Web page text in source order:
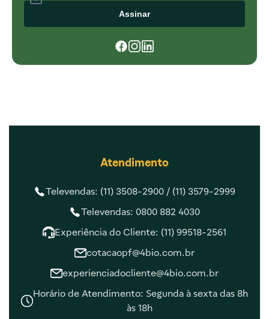
Assinar
Atendimento
Televendas: (11) 3508-2900 / (11) 3579-2999
Televendas: 0800 882 4030
Experiência do Cliente: (11) 99518-2561
cotacaopf@4bio.com.br
experienciadocliente@4bio.com.br
Horário de Atendimento: Segunda à sexta das 8h
às 18h